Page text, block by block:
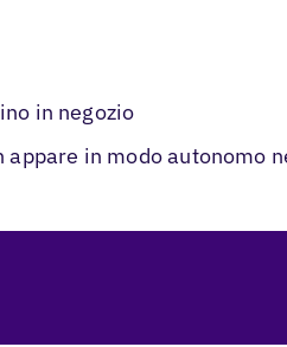
in negozio
in modo autonomo